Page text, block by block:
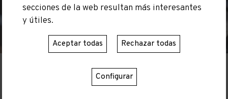
secciones de la web resultan más interesantes
y útiles.
Aceptar todas Rechazar todas
Configurar